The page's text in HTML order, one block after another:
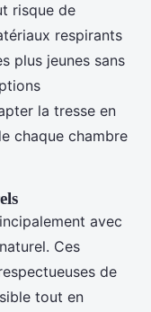
risque de
respirants
plus jeunes sans
la tresse en
chaque chambre
avec
Ces
de
tout en